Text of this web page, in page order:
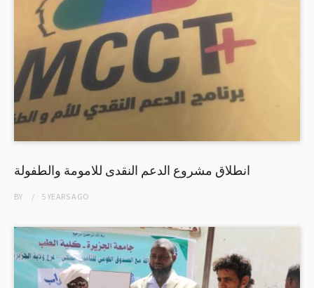
انطلاق مشروع الدعم النقدى للامومة والطفولة
BY 5 YEARSAGO